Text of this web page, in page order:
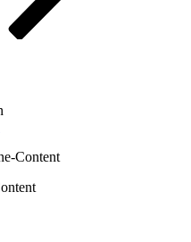
Content